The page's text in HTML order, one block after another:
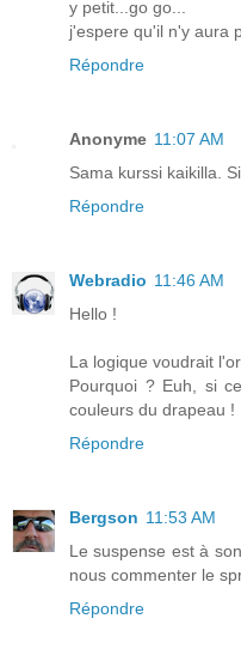
y petit...go go...
j'espere qu'il n'y aura
Répondre
Anonyme 11:07 AM
Sama kurssi kaikilla.
Répondre
Webradio 11:46 AM
Hello !
La logique voudrait
Pourquoi ? Euh, si
couleurs du drapeau !
Répondre
Bergson 11:53 AM
Le suspense est à
nous commenter le
Répondre